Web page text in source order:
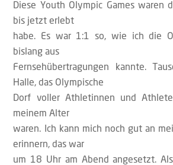
Diese Youth Olympic Games waren
bis jetzt erlebt
habe. Es war 1:1 so, wie ich die
bislang aus
Fernsehübertragungen kannte.
Halle, das Olympische
Dorf voller Athletinnen und
meinem Alter
waren. Ich kann mich noch gut an
erinnern, das war
um 18 Uhr am Abend angesetzt.